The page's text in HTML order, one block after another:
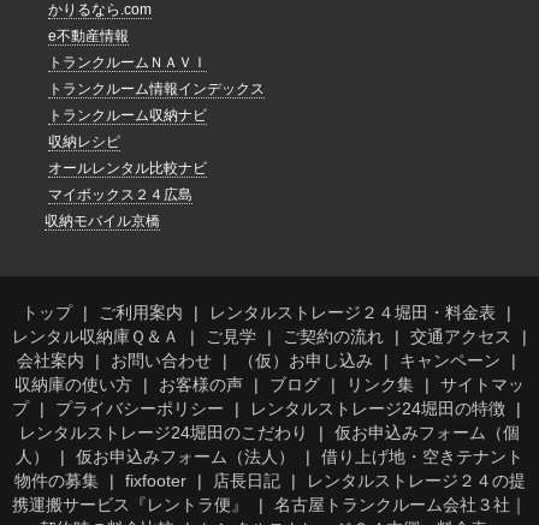
かりるなら.com
e不動産情報
トランクルームＮＡＶＩ
トランクルーム情報インデックス
トランクルーム収納ナビ
収納レシピ
オールレンタル比較ナビ
マイボックス２４広島
収納モバイル京橋
トップ ご利用案内
レンタルストレージ２４堀田・料金表
レンタル収納庫Ｑ＆Ａ
ご見学 ご契約の流れ
交通アクセス
会社案内
お問い合わせ （仮）お申し込み
キャンペーン
収納庫の使い方
お客様の声 ブログ リンク集
サイトマッ
プ
プライバシーポリシー
レンタルストレージ24堀田の特徴
レンタルストレージ24堀田のこだわり
仮お申込みフォーム（個
人）
仮お申込みフォーム（法人）
借り上げ地・空きテナント
物件の募集
fixfooter 店長日記
レンタルストレージ２４の提
携運搬サービス『レントラ便』
名古屋トランクルーム会社３社｜